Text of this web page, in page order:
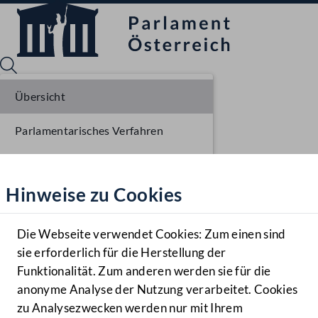
Hilfe
Benutzer
Navigationsmenü öffnen
MENÜ
Hinweise zu Cookies
Die Webseite verwendet Cookies: Zum einen sind
sie erforderlich für die Herstellung der
Funktionalität. Zum anderen werden sie für die
anonyme Analyse der Nutzung verarbeitet. Cookies
zu Analysezwecken werden nur mit Ihrem
Übersicht
Parlamentarisches Verfahren